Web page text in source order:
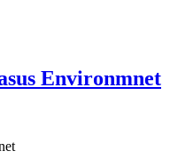
Environmnet